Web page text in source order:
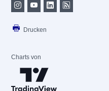
Drucken
Charts von